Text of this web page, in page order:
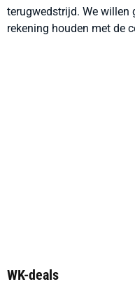
terugwedstrijd. We willen
rekening houden met de
WK-deals